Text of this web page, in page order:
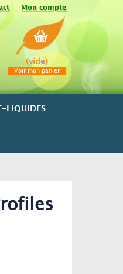
Mon compte
(vide)
Voir mon panier
LIQUIDES